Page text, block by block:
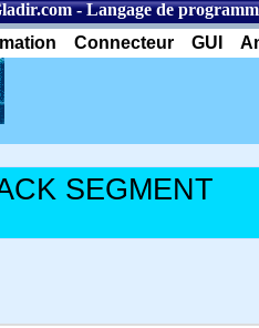
-Langage de
Connecteur GUI
SEGMENT